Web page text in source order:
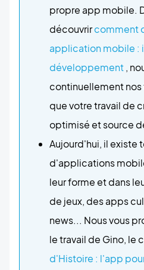
propre app mobile.
découvrircomment
application mobile :
développement,
continuellement
que votre travail de
optimisé et source
Aujourd'hui, il existe
d'applications
leur forme et dans
de jeux, des apps
news... Nous vous
le travail de Gino, le
d'Histoire : l'app